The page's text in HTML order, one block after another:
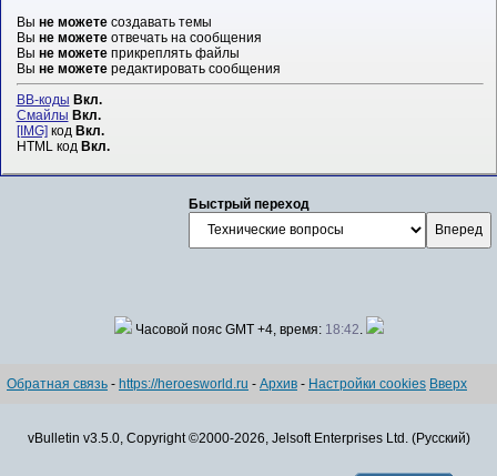
Вы не можетесоздавать темы
Вы не можетеотвечать на сообщения
Вы не можетеприкреплять файлы
Вы не можетередактировать сообщения
BB-коды Вкл.
Смайлы Вкл.
[IMG] код Вкл.
HTML код Вкл.
Быстрый переход
Часовой пояс GMT +4, время: 18:42
Обратная связь - https://heroesworld.ru - Архив - Настройки cookies Вверх
vBulletin v3.5.0, Copyright ©2000-2026, Jelsoft Enterprises Ltd. (Русский)